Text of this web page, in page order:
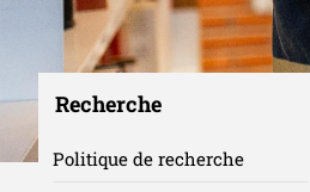
Recherche
Politique de recherche